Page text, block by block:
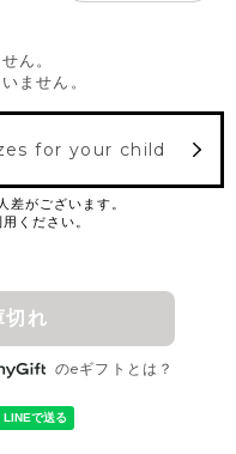
ん。
ません。
for your child
切れ
のeギフトとは？